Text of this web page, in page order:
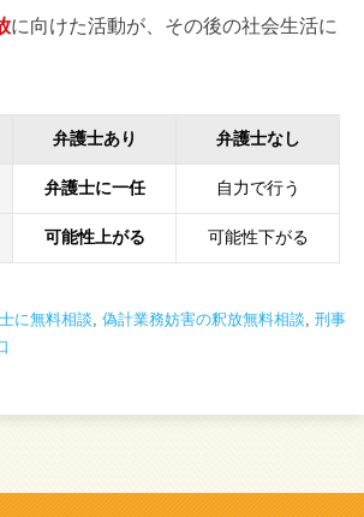
に向けた活動が、その後の社会生活に
弁護士あり 弁護士なし
弁護士に一任 自力で行う
可能性上がる 可能性下がる
に無料相談, 偽計業務妨害の釈放無料相談, 刑事